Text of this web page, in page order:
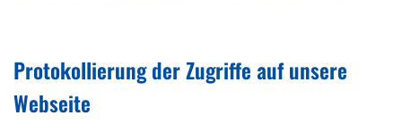
Protokollierung der Zugriffe auf unsere
Webseite